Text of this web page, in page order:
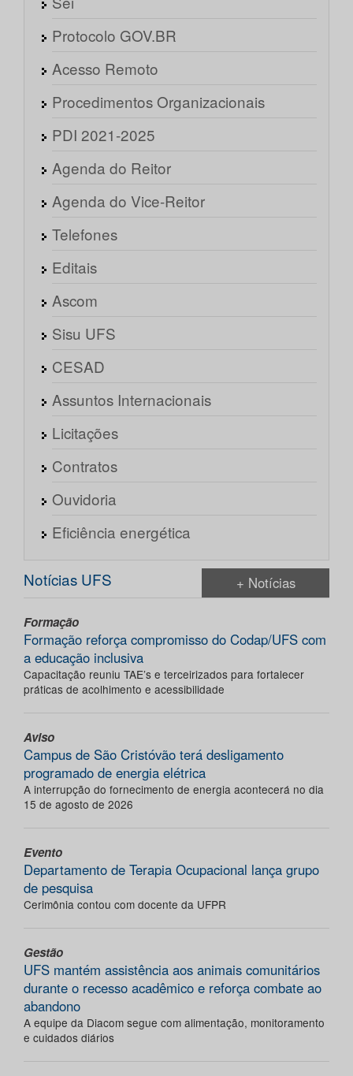
Protocolo GOV.BR
Acesso Remoto
Procedimentos Organizacionais
PDI 2021-2025
Agenda do Reitor
Agenda do Vice-Reitor
Telefones
Editais
Ascom
Sisu UFS
CESAD
Assuntos Internacionais
Licitações
Contratos
Ouvidoria
Eficiência energética
Notícias UFS + Notícias
Formação
Formação reforça compromisso do Codap/UFS com
a educação inclusiva
Capacitação reuniu TAE’s e terceirizados para fortalecer
práticas de acolhimento e acessibilidade
Aviso
Campus de São Cristóvão terá desligamento
programado de energia elétrica
A interrupção do fornecimento de energia acontecerá no dia
15 de agosto de 2026
Evento
Departamento de Terapia Ocupacional lança grupo
de pesquisa
Cerimônia contou com docente da UFPR
Gestão
UFS mantém assistência aos animais comunitários
durante o recesso acadêmico e reforça combate ao
abandono
A equipe da Diacom segue com alimentação, monitoramento
e cuidados diários